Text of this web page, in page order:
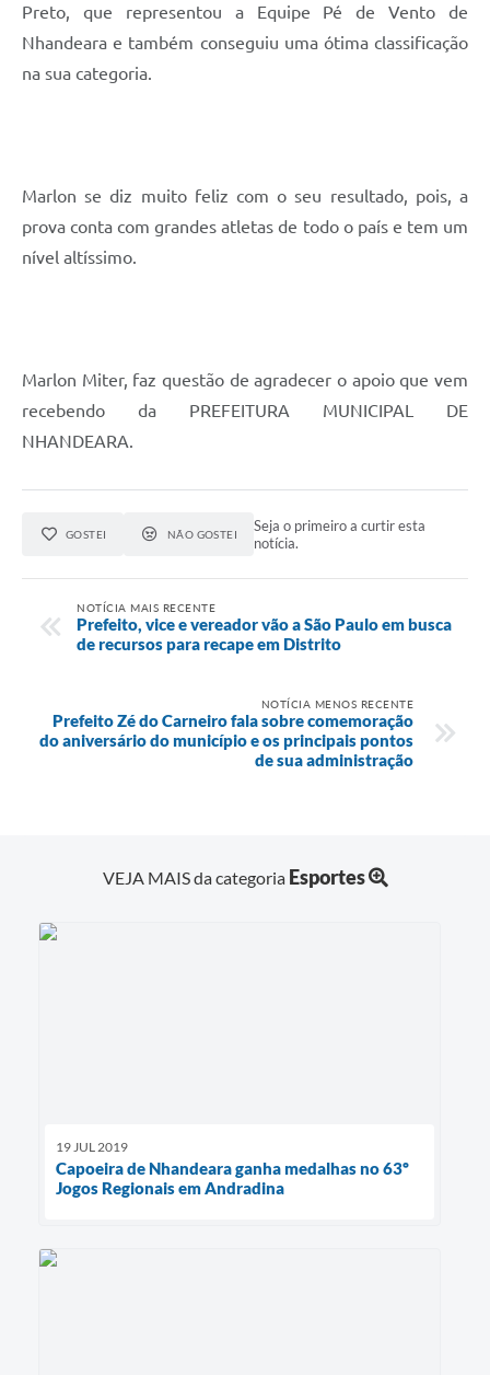
Preto, que representou a Equipe Pé de Vento de
Nhandeara e também conseguiu uma ótima classificação
na sua categoria.
Marlon se diz muito feliz com o seu resultado, pois, a
prova conta com grandes atletas de todo o país e tem um
nível altíssimo.
Marlon Miter, faz questão de agradecer o apoio que vem
recebendo da PREFEITURA MUNICIPAL DE
NHANDEARA.
GOSTEI NÃO GOSTEI
Seja o primeiro a curtir esta
notícia.
NOTÍCIA MAIS RECENTE
Prefeito, vice e vereador vão a São Paulo em busca
de recursos para recape em Distrito
NOTÍCIA MENOS RECENTE
Prefeito Zé do Carneiro fala sobre comemoração
do aniversário do município e os principais pontos
de sua administração
VEJA MAIS da categoria Esportes
19 JUL 2019
Capoeira de Nhandeara ganha medalhas no 63º
Jogos Regionais em Andradina